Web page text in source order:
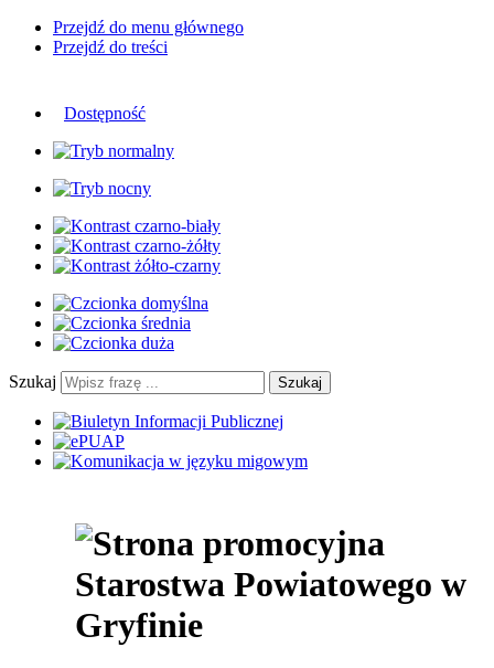
Przejdź do menu głównego
Przejdź do treści
Dostępność
Szukaj Szukaj